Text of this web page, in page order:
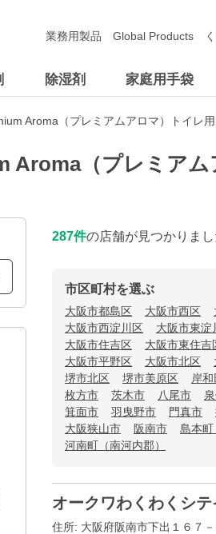
除湿剤 家庭用手袋
業務用製品 Global Products
Aroma（プレミアムアロマ）トイレ
Aroma（プレミア
287件の店舗が見つかりまし
市区町村を選ぶ
大阪市都島区 大阪市西区
大阪市西淀川区
大阪市東淀
大阪市住吉区
大阪市東住吉
大阪市平野区
大阪市北区
堺市北区
堺市美原区 岸
枚方市
茨木市 八尾市
箕面市
羽曳野市 門真市
大阪狭山市
阪南市 島本町
河南町（南河内郡）
オークワわくわくシ
住所: 大阪府阪南市下出１６７－